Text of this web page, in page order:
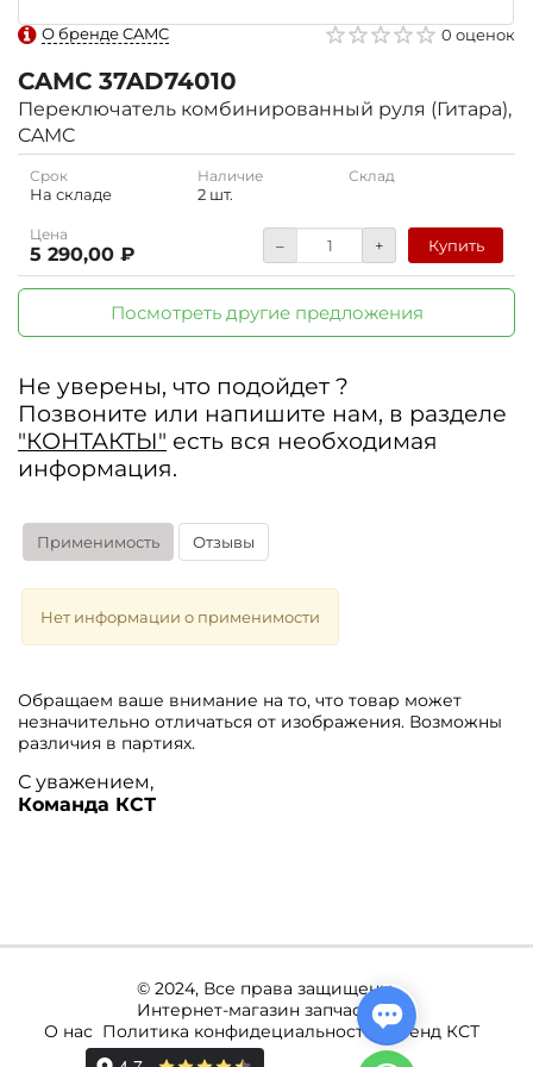
О бренде CAMC 0 оценок
CAMC 37AD74010
Переключатель комбинированный руля (Гитара),
CAMC
Срок
На складе
Наличие
2 шт.
Склад
Цена
5 290,00 ₽ – + Купить
Посмотреть другие предложения
Не уверены, что подойдет ?
Позвоните или напишите нам, в разделе
"КОНТАКТЫ" есть вся необходимая
информация.
Применимость Отзывы
Нет информации о применимости
Обращаем ваше внимание на то, что товар может
незначительно отличаться от изображения. Возможны
различия в партиях.
С уважением,
Команда КСТ
© 2024, Все права защищены.
Интернет-магазин запчастей.
О нас Политика конфидециальности Бренд КСТ